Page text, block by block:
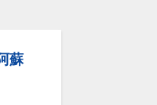
蘇